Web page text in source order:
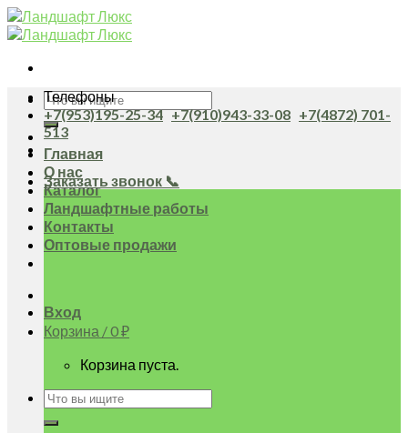
Skip
to
Искать:
Главная
О нас
Каталог
Ландшафтные работы
Контакты
Оптовые продажи
Вход
Корзина /0₽
Корзина пуста.
Искать:
Телефоны
+7(953)195-25-34 +7(910)943-33-08 +7(4872) 701-
513
Заказать звонок 📞